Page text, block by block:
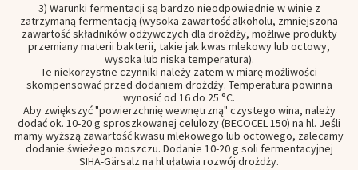
3) Warunki fermentacji są bardzo nieodpowiednie w winie z
zatrzymaną fermentacją (wysoka zawartość alkoholu, zmniejszona
zawartość składników odżywczych dla drożdży, możliwe produkty
przemiany materii bakterii, takie jak kwas mlekowy lub octowy,
wysoka lub niska temperatura).
Te niekorzystne czynniki należy zatem w miarę możliwości
skompensować przed dodaniem drożdży. Temperatura powinna
wynosić od 16 do 25 °C.
Aby zwiększyć "powierzchnię wewnętrzną" czystego wina, należy
dodać ok. 10-20 g sproszkowanej celulozy (BECOCEL 150) na hl. Jeśli
mamy wyższą zawartość kwasu mlekowego lub octowego, zalecamy
dodanie świeżego moszczu. Dodanie 10-20 g soli fermentacyjnej
SIHA-Gärsalz na hl ułatwia rozwój drożdży.